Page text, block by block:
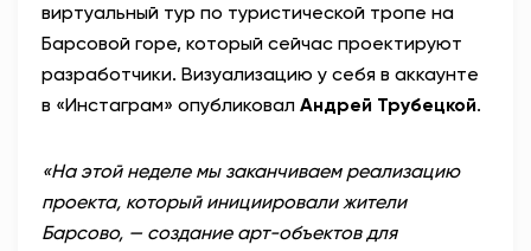
НОВОСТИ
ОФИЦИАЛЬНО
82,17 94,84
виртуальный тур по туристической тропе на
Барсовой горе, который сейчас проектируют
разработчики. Визуализацию у себя в аккаунте
в «Инстаграм» опубликовал Андрей Трубецкой.
«На этой неделе мы заканчиваем реализацию
проекта, который инициировали жители
Барсово, — создание арт-объектов для